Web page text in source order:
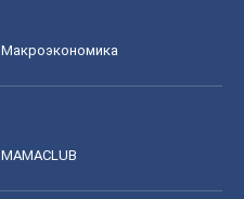
Mакроэкономика
MAMACLUB